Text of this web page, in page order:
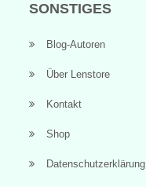
SONSTIGES
Blog-Autoren
Über Lenstore
Kontakt
Shop
Datenschutzerklärung